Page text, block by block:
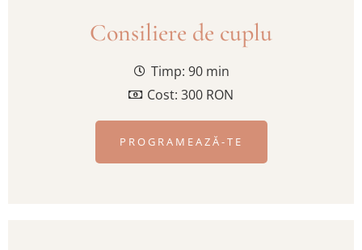
Consiliere de cuplu
Timp: 90 min
Cost: 300 RON
PROGRAMEAZĂ-TE